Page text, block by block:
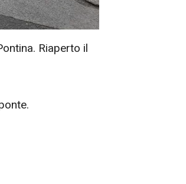
Riaperto il